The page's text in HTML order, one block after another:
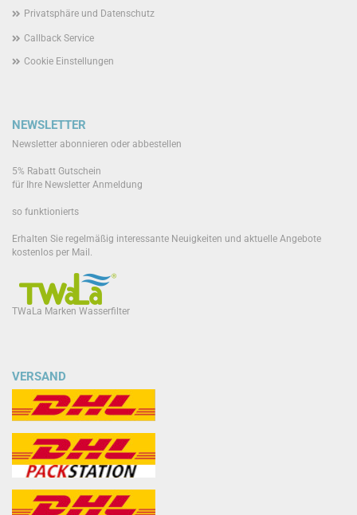
Privatsphäre und Datenschutz
Callback Service
Cookie Einstellungen
NEWSLETTER
Newsletter abonnieren oder abbestellen
5% Rabatt Gutschein
für Ihre Newsletter Anmeldung
so funktionierts
Erhalten Sie regelmäßig interessante Neuigkeiten und aktuelle Angebote
kostenlos per Mail.
TWaLa Marken Wasserfilter
VERSAND